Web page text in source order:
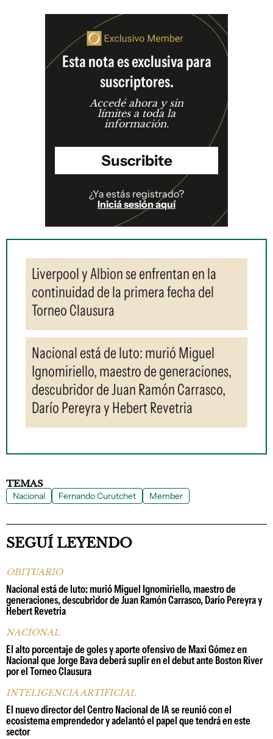
Esta nota es exclusiva para
suscriptores.
Accedé ahora y sin
límites a toda la
información.
Suscribite
¿Ya estás registrado?
Iniciá sesión aquí
Liverpool y Albion se enfrentan en la
continuidad de la primera fecha del
Torneo Clausura
Nacional está de luto: murió Miguel
Ignomiriello, maestro de generaciones,
descubridor de Juan Ramón Carrasco,
Darío Pereyra y Hebert Revetria
TEMAS
Nacional Fernando Curutchet Member
SEGUÍ LEYENDO
OBITUARIO
Nacional está de luto: murió Miguel Ignomiriello, maestro de
generaciones, descubridor de Juan Ramón Carrasco, Darío Pereyra y
Hebert Revetria
NACIONAL
El alto porcentaje de goles y aporte ofensivo de Maxi Gómez en
Nacional que Jorge Bava deberá suplir en el debut ante Boston River
por el Torneo Clausura
INTELIGENCIA ARTIFICIAL
El nuevo director del Centro Nacional de IA se reunió con el
ecosistema emprendedor y adelantó el papel que tendrá en este
sector